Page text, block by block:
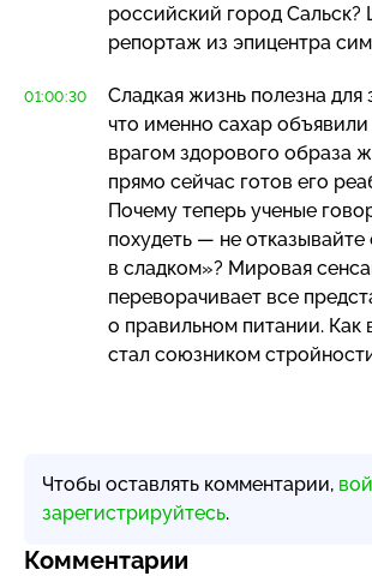
российский город
репортаж из эпицентра
01:00:30
Сладкая жизнь полезна для
что именно сахар
врагом здорового образа
прямо сейчас готов его
Почему теперь ученые
похудеть — не отказывайте
в сладком»? Мировая
переворачивает все
о правильном питании. Как
стал союзником
Чтобы оставлять комментарии,
зарегистрируйтесь.
Комментарии